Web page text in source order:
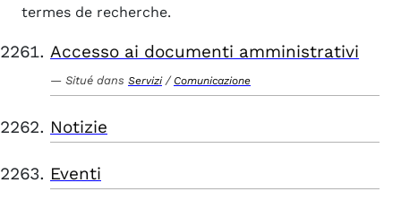
termes de recherche.
Accesso ai documenti amministrativi
Situé dans Servizi / Comunicazione
Notizie
Eventi